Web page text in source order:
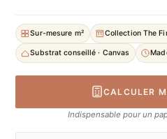
Sur-mesure m² Collection The
Substrat conseillé · Canvas
CALCULER
Indispensable pour un